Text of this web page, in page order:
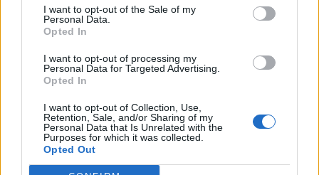
I want to opt-out of the Sale of my
Personal Data.
Opted In
I want to opt-out of processing my
Personal Data for Targeted Advertising.
Opted In
I want to opt-out of Collection, Use,
Retention, Sale, and/or Sharing of my
Personal Data that Is Unrelated with the
Purposes for which it was collected.
Opted Out
Az előfizetés a következőket tartalmazza:
Kötéslisták: BÉT elmúlt 2 év napon belüli
kötéslistái
Előfizetés
MÁR ELŐFIZETŐNK VAGY?BEJELENTKEZÉS